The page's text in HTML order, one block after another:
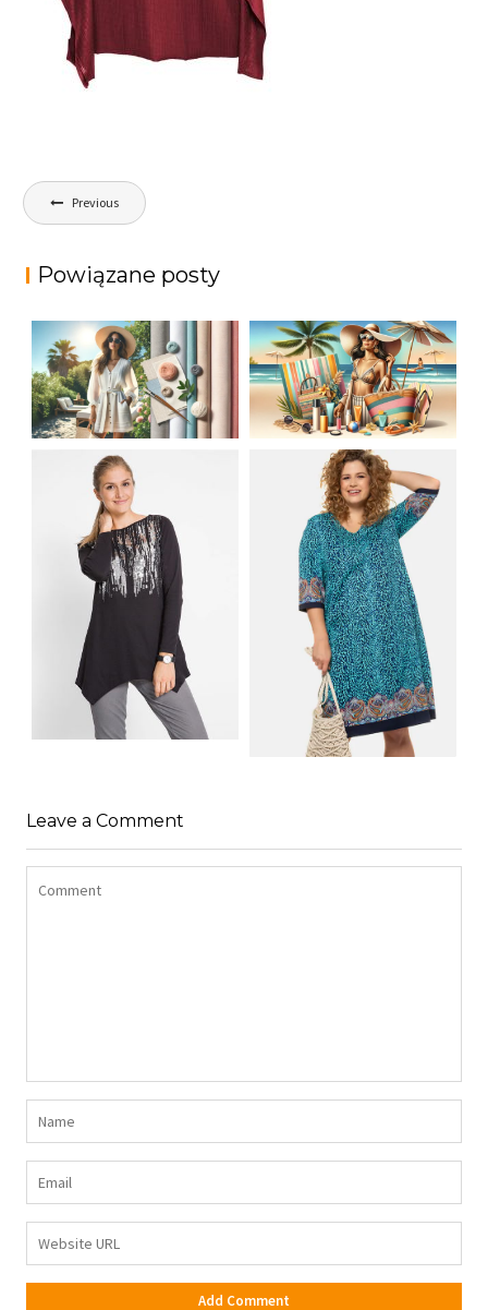
Nawigacja
wpisu
Previous
Powiązane posty
LETNIA MODA
PLAŻOWA: STROJE
KĄPIELOWE I
AKCESORIA, KTÓRE
MUSISZ MIEĆ
JAK STYLOWO
PRZETRWAĆ UPALNE
DNI: NAJLEPSZE
MATERIAŁY I KROJE
NA LATO
CEKINAMI CZARNY
Leave a Comment